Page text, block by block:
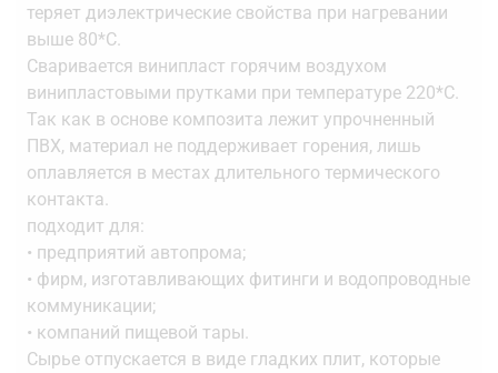
теряет диэлектрические свойства при нагревании
выше 80*С.
Сваривается винипласт горячим воздухом
винипластовыми прутками при температуре 220*С.
Так как в основе композита лежит упрочненный
ПВХ, материал не поддерживает горения, лишь
оплавляется в местах длительного термического
контакта.
подходит для:
• предприятий автопрома;
• фирм, изготавливающих фитинги и водопроводные
коммуникации;
• компаний пищевой тары.
Сырье отпускается в виде гладких плит, которые